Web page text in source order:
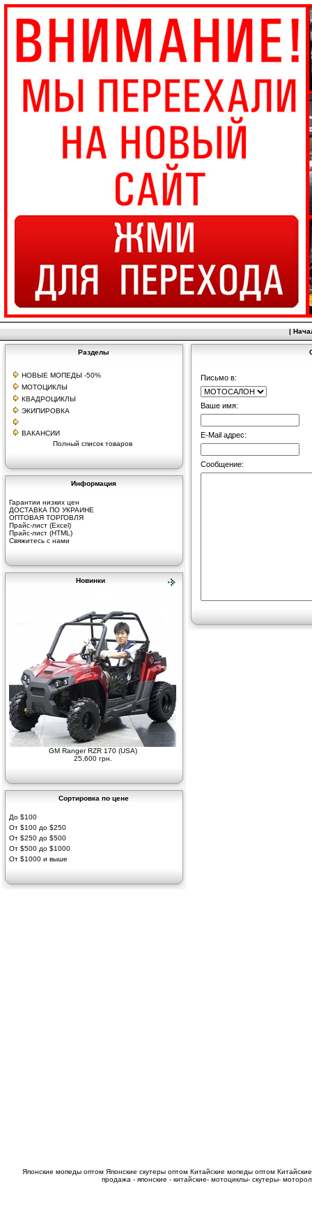
|
Разделы
НОВЫЕ МОПЕДЫ -50%
МОТОЦИКЛЫ
КВАДРОЦИКЛЫ
ЭКИПИРОВКА
ВАКАНСИИ
Полный список товаров
Информация
Гарантии низких цен
ДОСТАВКА ПО УКРАИНЕ
ОПТОВАЯ ТОРГОВЛЯ
Прайс-лист (Excel)
Прайс-лист (HTML)
Свяжитесь с нами
Новинки
GM Ranger RZR 170 (USA)
25,600 грн.
Сортировка по цене
До $100
От $100 до $250
От $250 до $500
От $500 до $1000
От $1000 и выше
Письмо в:
Ваше имя:
E-Mail адрес:
Сообщение:
Японские мопеды оптом Японские скутеры оптом Китайские мопеды оптом
продажа - японские - китайские- мотоциклы- скутеры-